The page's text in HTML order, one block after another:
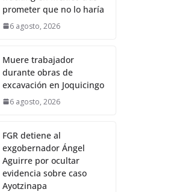
prometer que no lo haría
6 agosto, 2026
Muere trabajador
durante obras de
excavación en Joquicingo
6 agosto, 2026
FGR detiene al
exgobernador Ángel
Aguirre por ocultar
evidencia sobre caso
Ayotzinapa